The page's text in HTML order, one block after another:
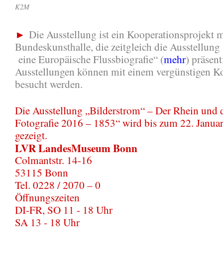
K2M
► Die Ausstellung ist ein Kooperationsprojekt
Bundeskunsthalle, die zeitgleich die Ausstellung
eine Europäische Flussbiografie“ (mehr)
Ausstellungen können mit einem vergünstigen
besucht werden.
Die Ausstellung „Bilderstrom“ – Der Rhein und
Fotografie 2016 – 1853“ wird bis zum 22.
gezeigt.
LVR LandesMuseum Bonn
Colmantstr. 14-16
53115 Bonn
Tel. 0228 / 2070 – 0
Öffnungszeiten
DI-FR, SO 11 - 18 Uhr
SA 13 - 18 Uhr